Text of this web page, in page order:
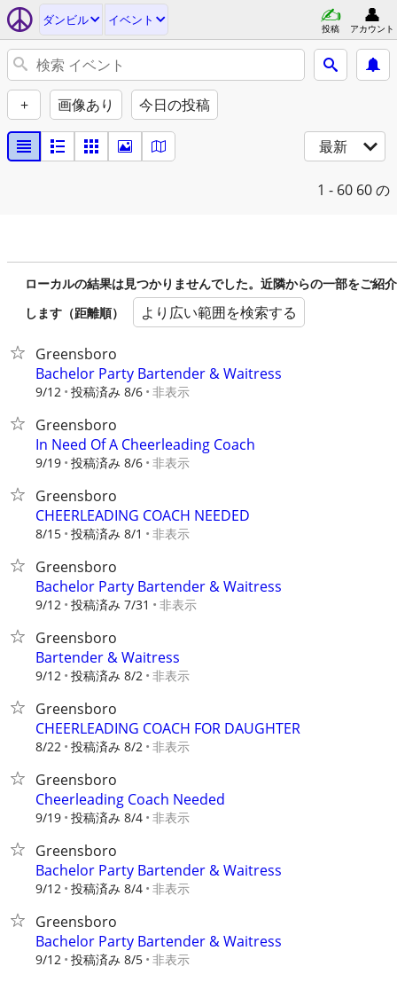
ダンビル イベント
投稿 アカウント
+ 画像あり 今日の投稿
最新
1 - 60 60 の
ローカルの結果は見つかりませんでした。近隣からの一部をご紹介
します（距離順）
より広い範囲を検索する
Greensboro
Bachelor Party Bartender & Waitress
9/12 投稿済み 8/6 非表示
Greensboro
In Need Of A Cheerleading Coach
9/19 投稿済み 8/6 非表示
Greensboro
CHEERLEADING COACH NEEDED
8/15 投稿済み 8/1 非表示
Greensboro
Bachelor Party Bartender & Waitress
9/12 投稿済み 7/31 非表示
Greensboro
Bartender & Waitress
9/12 投稿済み 8/2 非表示
Greensboro
CHEERLEADING COACH FOR DAUGHTER
8/22 投稿済み 8/2 非表示
Greensboro
Cheerleading Coach Needed
9/19 投稿済み 8/4 非表示
Greensboro
Bachelor Party Bartender & Waitress
9/12 投稿済み 8/4 非表示
Greensboro
Bachelor Party Bartender & Waitress
9/12 投稿済み 8/5 非表示